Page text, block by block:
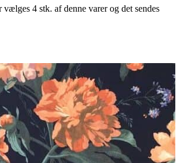
4 stk. af denne varer og det sendes